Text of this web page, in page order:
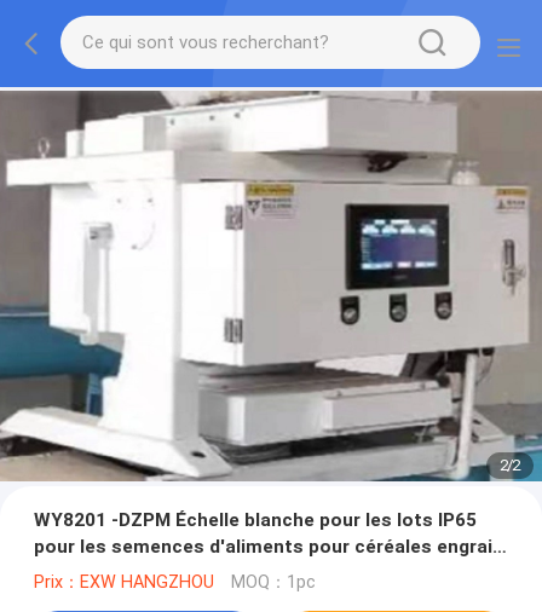
2/2
WY8201 -DZPM Échelle blanche pour les lots IP65
pour les semences d'aliments pour céréales engrais
chimique Perte granulaire dans l'alimentateur de
Prix：EXW HANGZHOU MOQ：1pc